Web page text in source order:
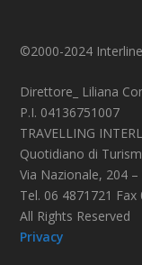
©2000-2024
Direttore_ Liliana
P.I. 04136751007
TRAVELLING
Quotidiano di
Via Nazionale, 204
Tel. 06 4871721 Fax
All Rights Reserved
Privacy